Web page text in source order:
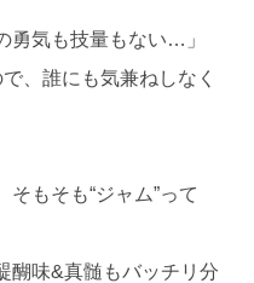
勇気も技量もない…」
、誰にも気兼ねしなく
そもそも“ジャム”って
醐味&真髄もバッチリ分